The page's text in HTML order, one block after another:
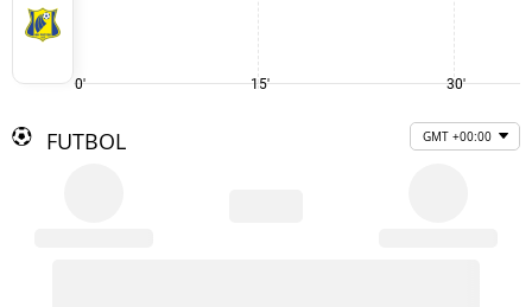
0' 15' 30'
FUTBOL GMT +00:00